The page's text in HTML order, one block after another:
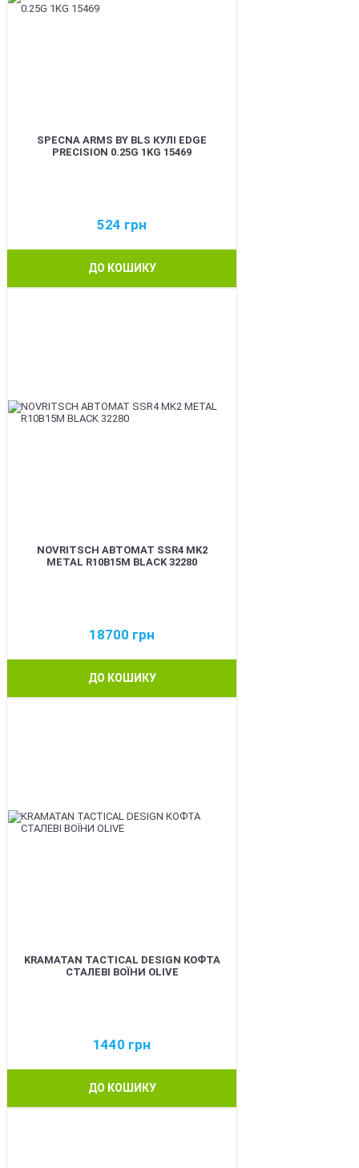
SPECNA ARMS BY BLS КУЛІ EDGE
PRECISION 0.25G 1KG 15469
524 грн
ДО КОШИКУ
NOVRITSCH АВТОМАТ SSR4 MK2
METAL R10B15M BLACK 32280
18700 грн
ДО КОШИКУ
KRAMATAN TACTICAL DESIGN КОФТА
СТАЛЕВІ ВОЇНИ OLIVE
1440 грн
ДО КОШИКУ